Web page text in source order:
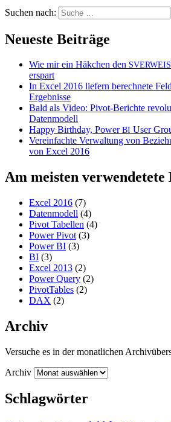
Suchen nach:
Neueste Beiträge
Wie mir ein Häkchen den SVERWEIS
erspart
In Excel 2016 liefern berechnete
Ergebnisse
Bald als Video: Pivot-Berichte
Datenmodell
Happy Birthday, PowerBI User
Vereinfachte Verwaltung von
von Excel 2016
Am meisten
Excel 2016 (7)
Datenmodell (4)
Pivot Tabellen (4)
Power Pivot (3)
Power BI (3)
BI (3)
Excel 2013 (2)
Power Query (2)
PivotTables (2)
DAX (2)
Archiv
Versuche es in der monatlichen
Archiv
Schlagwörter